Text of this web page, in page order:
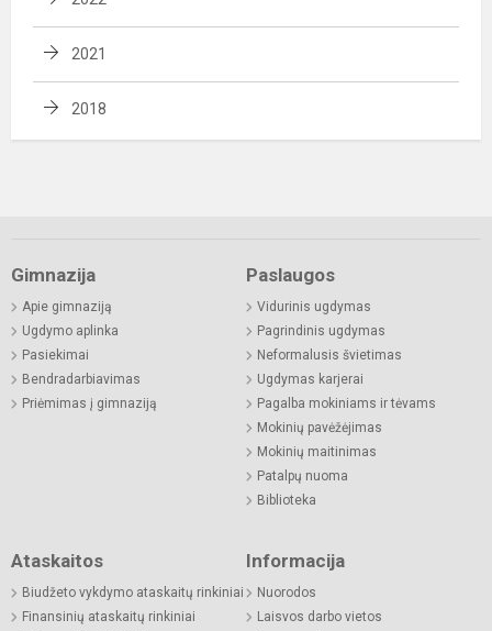
2021
2018
Gimnazija
Apie gimnaziją
Ugdymo aplinka
Pasiekimai
Bendradarbiavimas
Priėmimas į gimnaziją
Paslaugos
Vidurinis ugdymas
Pagrindinis ugdymas
Neformalusis švietimas
Ugdymas karjerai
Pagalba mokiniams ir tėvams
Mokinių pavėžėjimas
Mokinių maitinimas
Patalpų nuoma
Biblioteka
Ataskaitos
Biudžeto vykdymo ataskaitų rinkiniai
Finansinių ataskaitų rinkiniai
Informacija
Nuorodos
Laisvos darbo vietos